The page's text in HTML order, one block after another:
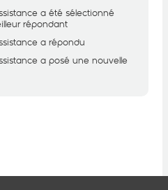
a été sélectionné
répondant
a répondu
a posé une nouvelle